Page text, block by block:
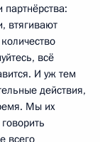
втягивают
всё
И уж тем
действия,
Мы их
всего